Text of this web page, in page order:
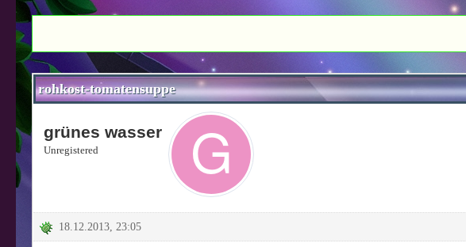
0 Bewertung(en) - 0 im Durchschnitt
1
2
3
4
5
rohkost-tomatensuppe
grünes wasser
Unregistered
18.12.2013, 23:05